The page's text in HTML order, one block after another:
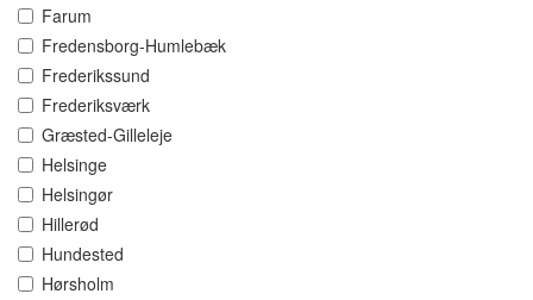
Farum
Fredensborg-Humlebæk
Frederikssund
Frederiksværk
Græsted-Gilleleje
Helsinge
Helsingør
Hillerød
Hundested
Hørsholm